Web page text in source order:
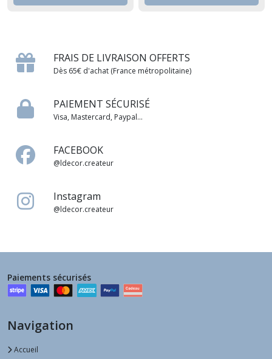
FRAIS DE LIVRAISON OFFERTS
Dès 65€ d'achat (France métropolitaine)
PAIEMENT SÉCURISÉ
Visa, Mastercard, Paypal...
FACEBOOK
@ldecor.createur
Instagram
@ldecor.createur
Paiements sécurisés
Navigation
Accueil